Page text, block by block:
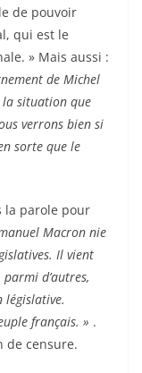
de pouvoir
qui est le
» Mais aussi :
de Michel
la situation que
verrons bien si
sorte que le
la parole pour
Macron nie
Il vient
d’autres,
législative.
français. » .
de censure.